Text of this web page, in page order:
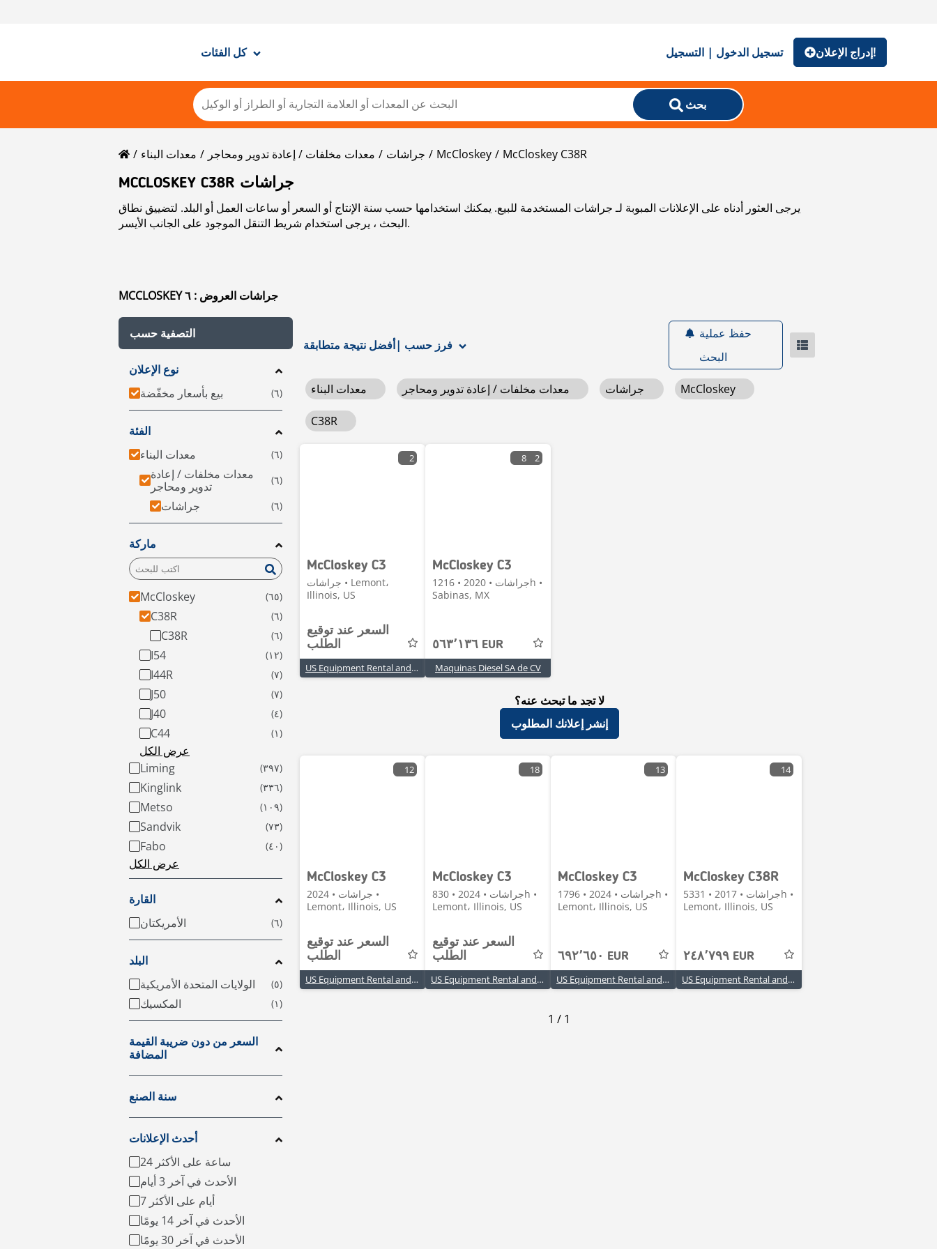
كل الفئات تسجيل الدخول | التسجيل إدراج الإعلان!
بحث
معدات البناء معدات مخلفات / إعادة تدوير ومحاجر جراشات McCloskey
McCloskey C38R
MCCLOSKEY C38R جراشات
يرجى العثور أدناه على الإعلانات المبوبة لـ جراشات المستخدمة للبيع. يمكنك استخدامها حسب سنة الإنتاج أو السعر أو ساعات العمل أو البلد. لتضييق نطاق
البحث ، يرجى استخدام شريط التنقل الموجود على الجانب الأيسر.
MCCLOSKEY جراشات العروض : ٦
التصفية حسب
نوع الإعلان
بيع بأسعار مخفّضة
الفئة
معدات البناء
معدات مخلفات / إعادة
تدوير ومحاجر
جراشات
ماركة
McCloskey
C38R
C38R
I54
I44R
J50
J40
C44
عرض الكل
Liming
Kinglink
Metso
Sandvik
Fabo
عرض الكل
القارة
الأمريكتان
البلد
الولايات المتحدة الأمريكية
المكسيك
السعر من دون ضريبة القيمة
المضافة
سنة الصنع
أحدث الإعلانات
24 ساعة على الأكثر
الأحدث في آخر 3 أيام
7 أيام على الأكثر
الأحدث في آخر 14 يومًا
الأحدث في آخر 30 يومًا
فرز حسب |
حفظ عملية
البحث
McCloskey
C38R
2
McCloskey C3
جراشات • Lemont،
Illinois, US
السعر عند توقيع
الطلب
US Equipment Rental and Sales, LP
8 2
McCloskey C3
جراشات • 2020 • 1216h •
Sabinas, MX
٥٦٣٬١٣٦ EUR
Maquinas Diesel SA de CV
لا تجد ما تبحث عنه؟
إنشر إعلانك المطلوب
12
McCloskey C3
جراشات • 2024 •
Lemont، Illinois, US
السعر عند توقيع
الطلب
US Equipment Rental and Sales, LP
18
McCloskey C3
جراشات • 2024 • 830h •
Lemont، Illinois, US
السعر عند توقيع
الطلب
US Equipment Rental and Sales, LP
13
McCloskey C3
جراشات • 2024 • 1796h •
Lemont، Illinois, US
٦٩٢٬٦٥٠ EUR
US Equipment Rental and Sales, LP
14
McCloskey C38R
جراشات • 2017 • 5331h •
Lemont، Illinois, US
٢٤٨٬٧٩٩ EUR
US Equipment Rental and Sales, LP
1 / 1